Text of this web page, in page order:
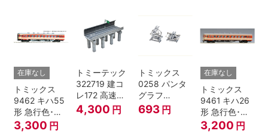
在庫なし
トミックス
9462 キハ55
形 急行色･一
段窓 Ｔ Nゲー
ジ
3,300 円
トミーテック
322719 建コ
レ172 高速道
路 Ｎゲージ
4,300 円
トミックス
0258 パンタ
グラフ
PT4811N 2個
693 円
在庫なし
トミックス
9461 キハ26
形 急行色･一
段窓 Ｔ Nゲー
ジ
3,200 円